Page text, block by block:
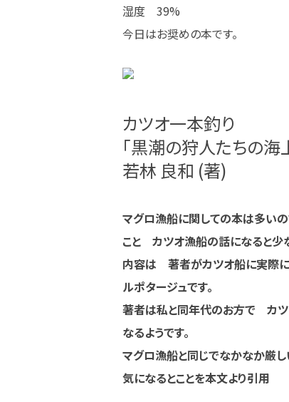
湿度 39%
今日はお奨めの本です。
カツオ一本釣り
「黒潮の狩人たちの海
若林 良和 (著)
マグロ漁船に関しての本は多い
こと カツオ漁船の話になると少
内容は 著者がカツオ船に実際
ルポタージュです。
著者は私と同年代のお方で カ
なるようです。
マグロ漁船と同じでなかなか厳し
気になるとことを本文より引用